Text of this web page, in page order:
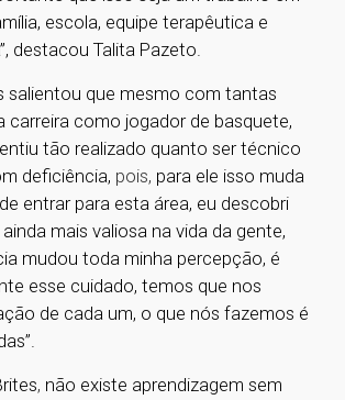
escola, equipe terapêutica e
destacou Talita Pazeto.
salientou que mesmo com tantas
carreira como jogador de basquete,
tão realizado quanto ser técnico
deficiência, pois, para ele isso muda
entrar para esta área, eu descobri
mais valiosa na vida da gente,
mudou toda minha percepção, é
esse cuidado, temos que nos
de cada um, o que nós fazemos é
, não existe aprendizagem sem